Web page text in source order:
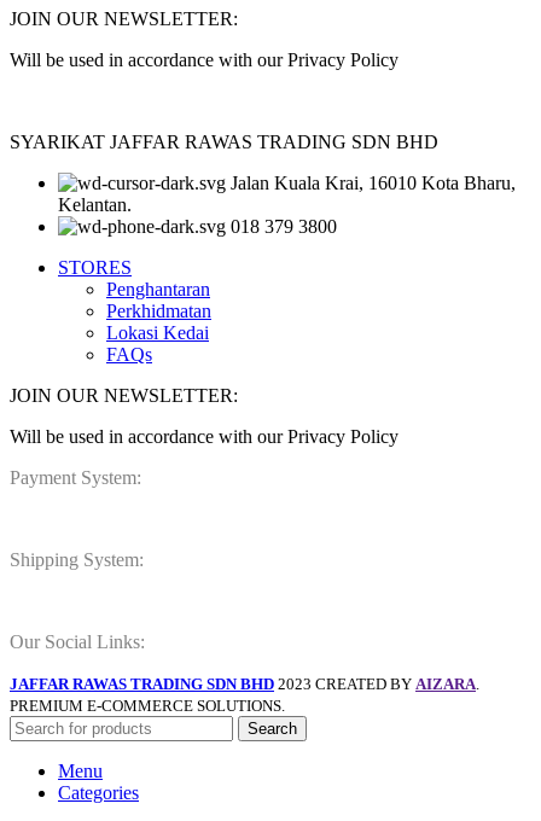
JOIN OUR NEWSLETTER:
Will be used in accordance with our Privacy Policy
SYARIKAT JAFFAR RAWAS TRADING SDN BHD
Jalan Kuala Krai, 16010 Kota Bharu,
Kelantan.
018 379 3800
STORES
Penghantaran
Perkhidmatan
Lokasi Kedai
FAQs
JOIN OUR NEWSLETTER:
Will be used in accordance with our Privacy Policy
Payment System:
Shipping System:
Our Social Links:
JAFFAR RAWAS TRADING SDN BHD 2023 CREATED BY AIZARA
PREMIUM E-COMMERCE SOLUTIONS.
Search
Menu
Categories